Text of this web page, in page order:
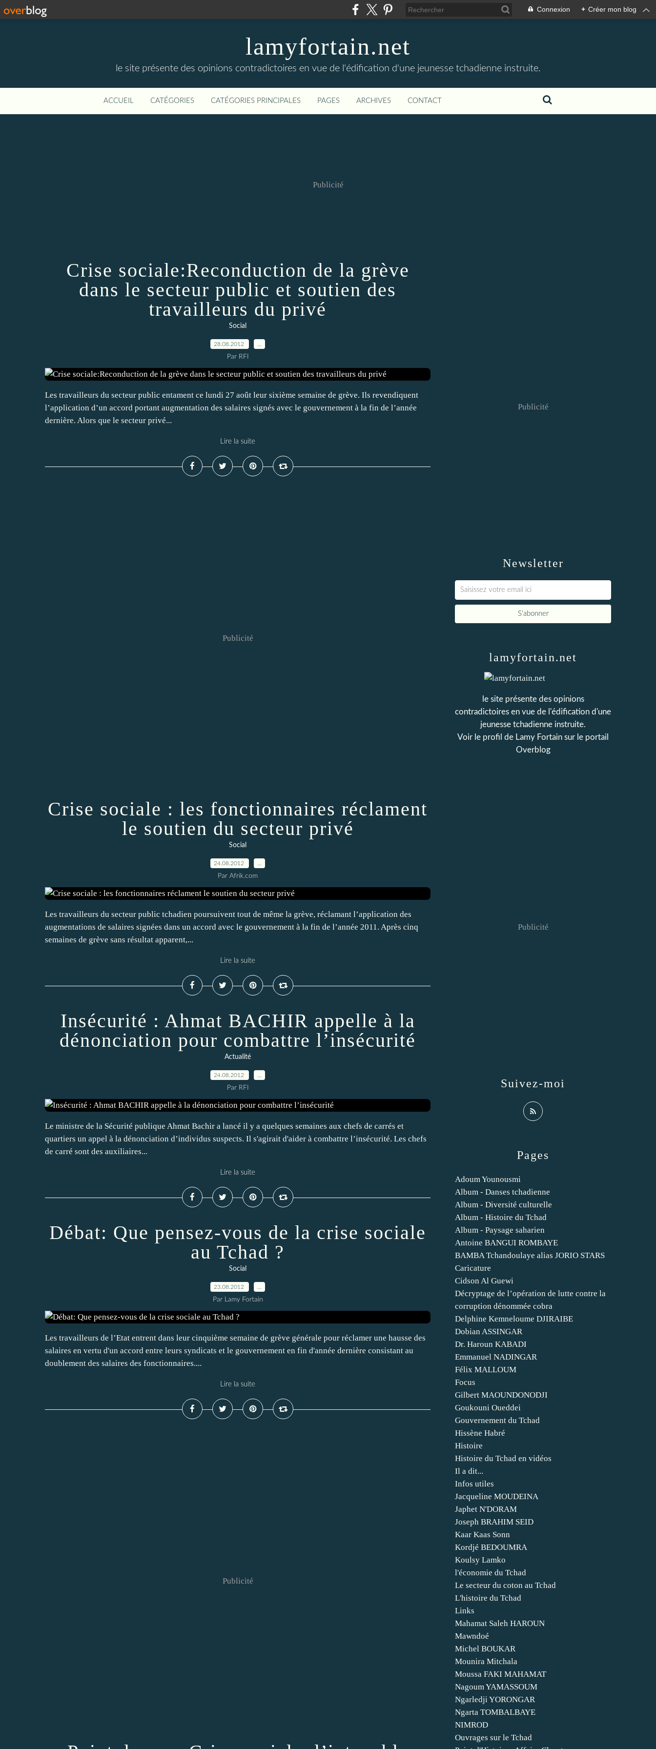
Connexion + Créer mon blog
lamyfortain.net
le site présente des opinions contradictoires en vue de l'édification d'une jeunesse tchadienne instruite.
ACCUEIL CATÉGORIES CATÉGORIES PRINCIPALES PAGES ARCHIVES CONTACT
Publicité
Crise sociale:Reconduction de la grève
dans le secteur public et soutien des
travailleurs du privé
Social
28.08.2012
Par RFI
Les travailleurs du secteur public entament ce lundi 27 août leur sixième semaine de grève. Ils revendiquent
l’application d’un accord portant augmentation des salaires signés avec le gouvernement à la fin de l’année
dernière. Alors que le secteur privé...
Lire la suite
Publicité
Crise sociale : les fonctionnaires réclament
le soutien du secteur privé
Social
24.08.2012
Par Afrik.com
Les travailleurs du secteur public tchadien poursuivent tout de même la grève, réclamant l’application des
augmentations de salaires signées dans un accord avec le gouvernement à la fin de l’année 2011. Après cinq
semaines de grève sans résultat apparent,...
Lire la suite
Insécurité : Ahmat BACHIR appelle à la
dénonciation pour combattre l’insécurité
Actualité
24.08.2012
Par RFI
Le ministre de la Sécurité publique Ahmat Bachir a lancé il y a quelques semaines aux chefs de carrés et
quartiers un appel à la dénonciation d’individus suspects. Il s'agirait d'aider à combattre l’insécurité. Les chefs
de carré sont des auxiliaires...
Lire la suite
Débat: Que pensez-vous de la crise sociale
au Tchad ?
Social
23.08.2012
Par Lamy Fortain
Les travailleurs de l’Etat entrent dans leur cinquième semaine de grève générale pour réclamer une hausse des
salaires en vertu d'un accord entre leurs syndicats et le gouvernement en fin d'année dernière consistant au
doublement des salaires des fonctionnaires....
Lire la suite
Publicité
Newsletter
Publicité
Pages
Adoum Younousmi
Album - Danses tchadienne
Album - Diversité culturelle
Album - Histoire du Tchad
Album - Paysage saharien
Antoine BANGUI ROMBAYE
BAMBA Tchandoulaye alias JORIO STARS
Caricature
Cidson Al Guewi
Décryptage de l’opération de lutte contre la
corruption dénommée cobra
Delphine Kemneloume DJIRAIBE
Dobian ASSINGAR
Dr. Haroun KABADI
Emmanuel NADINGAR
Félix MALLOUM
Focus
Gilbert MAOUNDONODJI
Goukouni Oueddei
Gouvernement du Tchad
Hissène Habré
Histoire
Histoire du Tchad en vidéos
Il a dit...
Infos utiles
Jacqueline MOUDEINA
Japhet N'DORAM
Joseph BRAHIM SEID
Kaar Kaas Sonn
Kordjé BEDOUMRA
Koulsy Lamko
l'économie du Tchad
Le secteur du coton au Tchad
L'histoire du Tchad
Links
Mahamat Saleh HAROUN
Mawndoé
Michel BOUKAR
Mounira Mitchala
Moussa FAKI MAHAMAT
Nagoum YAMASSOUM
Ngarledji YORONGAR
Ngarta TOMBALBAYE
NIMROD
Ouvrages sur le Tchad
lamyfortain.net
le site présente des opinions
contradictoires en vue de l'édification d'une
jeunesse tchadienne instruite.
Voir le profil de Lamy Fortain sur le portail
Overblog
Suivez-moi
Publicité